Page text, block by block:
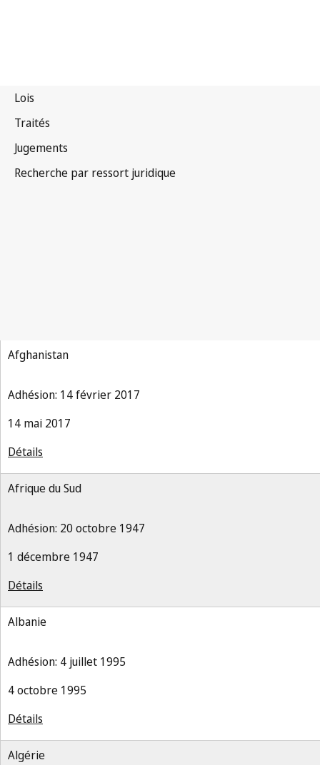
Afghanistan
Adhésion: 14 février 2017
14 mai 2017
Détails
Afrique du Sud
Adhésion: 20 octobre 1947
1 décembre 1947
Détails
Albanie
Adhésion: 4 juillet 1995
4 octobre 1995
Détails
Algérie